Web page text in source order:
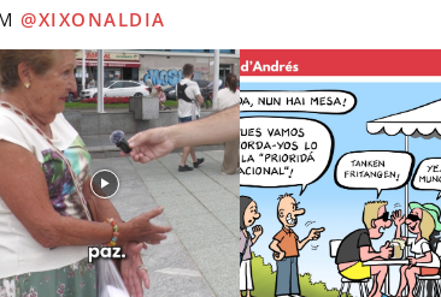
@XIXONALDIA